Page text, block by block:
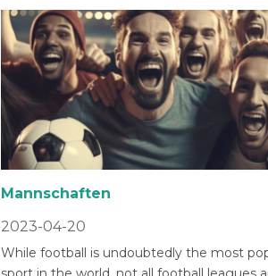
Mannschaften
2023-04-20
While football is undoubtedly the most